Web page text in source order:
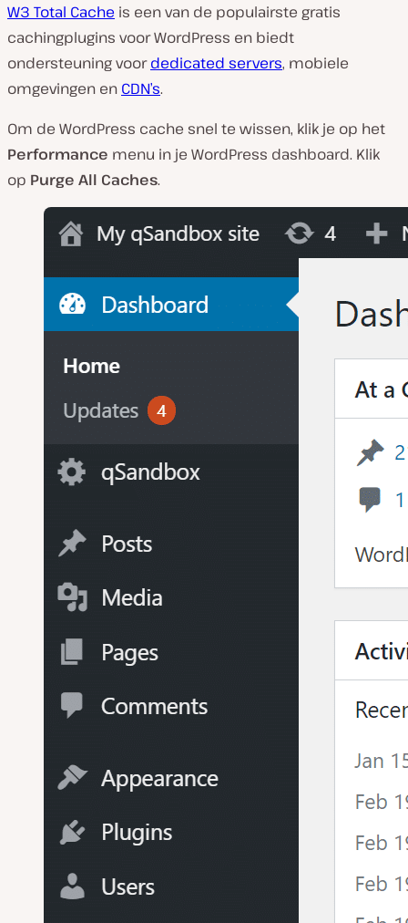
W3 Total Cache is een van de populairste gratis
cachingplugins voor WordPress en biedt
ondersteuning voordedicated servers, mobiele
omgevingen en CDN’s.
Om de WordPress cache snel te wissen, klik je op het
Performance menu in je WordPress dashboard. Klik
op Purge All Caches.